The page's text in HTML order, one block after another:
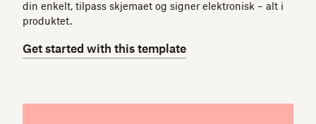
din enkelt, tilpass skjemaet og signer elektronisk – alt i
produktet.
Get started with this template